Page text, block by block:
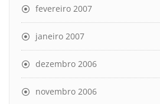
fevereiro 2007
janeiro 2007
dezembro 2006
novembro 2006